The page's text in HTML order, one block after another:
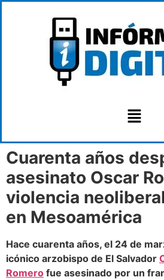
Cuarenta años
asesinato Oscar
violencia
en Mesoamérica
Hace cuarenta años, el 24 de
icónico arzobispo de El Salvador
Romero fue asesinado por un